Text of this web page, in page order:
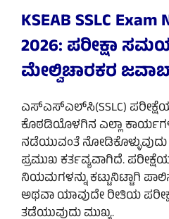
KSEAB SSLC
2026: ಪರೀಕ್ಷಾ
ಮೇಲ್ವಿಚಾರಕರ
ಎಸ್‌ಎಸ್‌ಎಲ್‌ಸಿ(SSLC) ಪರೀಕ್ಷೆಯ
ಕೊಠಡಿಯೊಳಗಿನ ಎಲ್ಲಾ
ನಡೆಯುವಂತೆ
ಪ್ರಮುಖ ಕರ್ತವ್ಯವಾಗಿದೆ.
ನಿಯಮಗಳನ್ನು ಕಟ್ಟುನಿಟ್ಟಾಗಿ
ಅಥವಾ ಯಾವುದೇ ರೀತಿಯ
ತಡೆಯುವುದು ಮುಖ್ಯ.